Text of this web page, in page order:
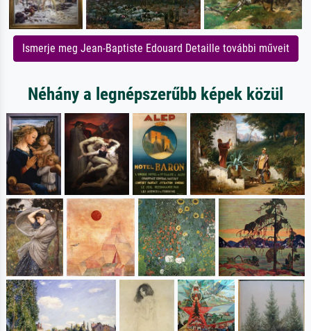
Ismerje meg Jean-Baptiste Edouard Detaille további műveit
Néhány a legnépszerűbb képek közül